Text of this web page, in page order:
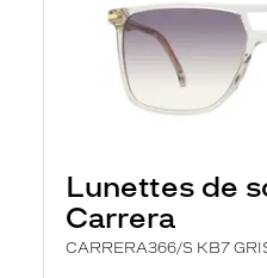
Lunettes de
Carrera
CARRERA366/S KB7